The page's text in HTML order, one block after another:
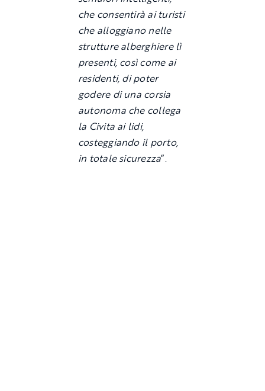
che consentirà ai turisti
che alloggiano nelle
strutture alberghiere lì
presenti, così come ai
residenti, di poter
godere di una corsia
autonoma che collega
la Civita ai lidi,
costeggiando il porto,
in totale sicurezza”.